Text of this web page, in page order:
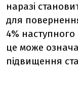
наразі
для
4%
це може
підвищення